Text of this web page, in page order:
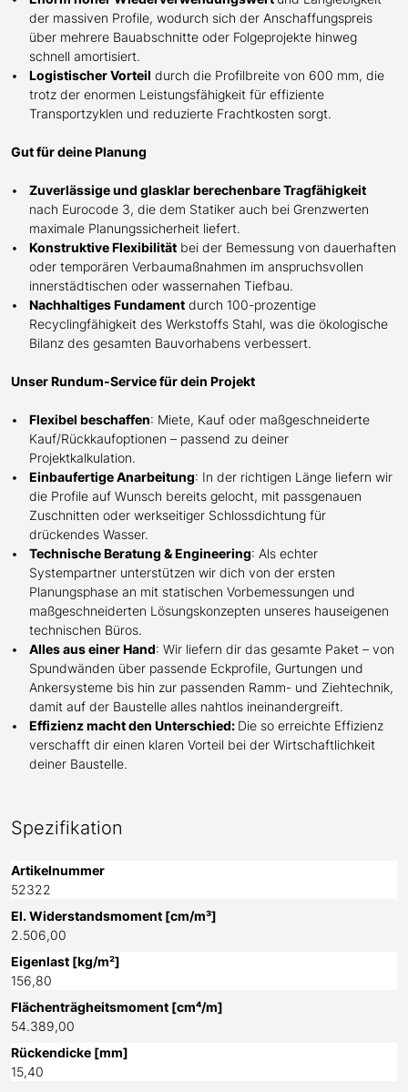
der massiven Profile, wodurch sich der Anschaffungspreis
über mehrere Bauabschnitte oder Folgeprojekte hinweg
schnell amortisiert.
Logistischer Vorteil durch die Profilbreite von 600 mm, die
trotz der enormen Leistungsfähigkeit für effiziente
Transportzyklen und reduzierte Frachtkosten sorgt.
Gut für deine Planung
Zuverlässige und glasklar berechenbare Tragfähigkeit
nach Eurocode 3, die dem Statiker auch bei Grenzwerten
maximale Planungssicherheit liefert.
Konstruktive Flexibilität bei der Bemessung von dauerhaften
oder temporären Verbaumaßnahmen im anspruchsvollen
innerstädtischen oder wassernahen Tiefbau.
Nachhaltiges Fundament durch 100-prozentige
Recyclingfähigkeit des Werkstoffs Stahl, was die ökologische
Bilanz des gesamten Bauvorhabens verbessert.
Unser Rundum-Service für dein Projekt
Flexibel beschaffen: Miete, Kauf oder maßgeschneiderte
Kauf/Rückkaufoptionen – passend zu deiner
Projektkalkulation.
Einbaufertige Anarbeitung: In der richtigen Länge liefern wir
die Profile auf Wunsch bereits gelocht, mit passgenauen
Zuschnitten oder werkseitiger Schlossdichtung für
drückendes Wasser.
Technische Beratung & Engineering: Als echter
Systempartner unterstützen wir dich von der ersten
Planungsphase an mit statischen Vorbemessungen und
maßgeschneiderten Lösungskonzepten unseres hauseigenen
technischen Büros.
Alles aus einer Hand: Wir liefern dir das gesamte Paket – von
Spundwänden über passende Eckprofile, Gurtungen und
Ankersysteme bis hin zur passenden Ramm- und Ziehtechnik,
damit auf der Baustelle alles nahtlos ineinandergreift.
Effizienz macht den Unterschied: Die so erreichte Effizienz
verschafft dir einen klaren Vorteil bei der Wirtschaftlichkeit
deiner Baustelle.
Spezifikation
Artikelnummer
52322
El. Widerstandsmoment [cm/m³]
2.506,00
Eigenlast [kg/m²]
156,80
Flächenträgheitsmoment [cm⁴/m]
54.389,00
Rückendicke [mm]
15,40